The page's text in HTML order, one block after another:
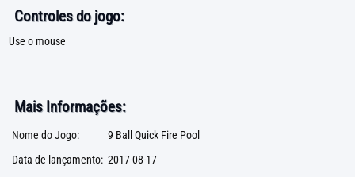
Controles do jogo:
Use o mouse
Mais Informações:
Nome do Jogo:
9 Ball Quick Fire Pool
Data de lançamento: 2017-08-17